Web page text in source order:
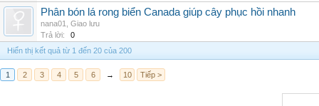
Phân bón lá rong biển Canada giúp cây phục hồi nhanh
nana01
Giao lưu
Trả lời:
0
Hiển thị kết quả từ 1 đến 20 của 200
1 2 3 4 5 6 → 10 Tiếp >